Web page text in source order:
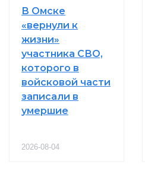
В Омске
«вернули к
жизни»
участника СВО,
которого в
войсковой части
записали в
умершие
2026-08-04